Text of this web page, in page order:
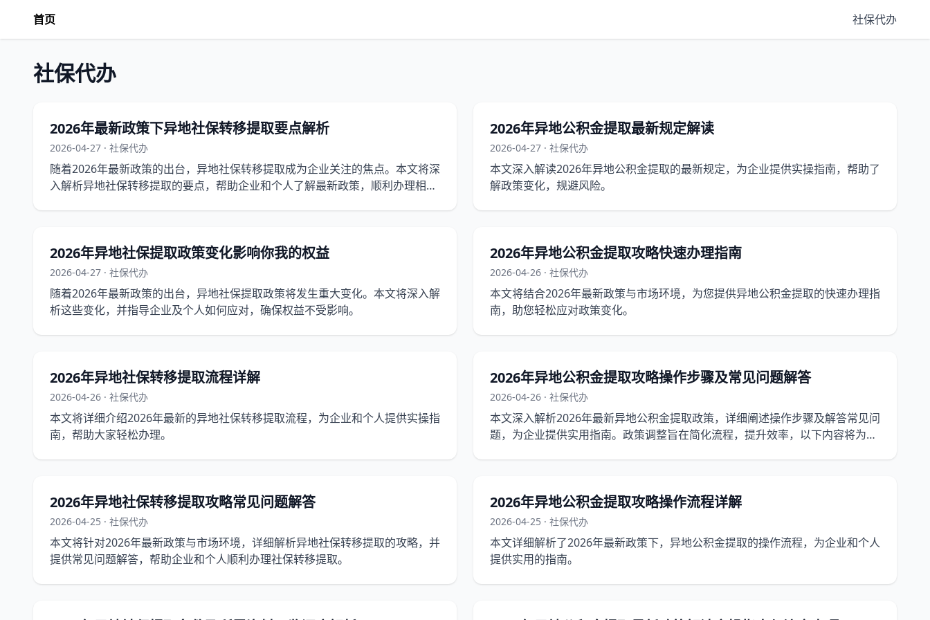
首页 社保代办
社保代办
2026年最新政策下异地社保转移提取要点解析
2026-04-27 · 社保代办
随着2026年最新政策的出台，异地社保转移提取成为企业关注的焦点。本文将深
入解析异地社保转移提取的要点，帮助企业和个人了解最新政策，顺利办理相关
2026年异地公积金提取最新规定解读
2026-04-27 · 社保代办
本文深入解读2026年异地公积金提取的最新规定，为企业提供实操指南，帮助了
解政策变化，规避风险。
2026年异地社保提取政策变化影响你我的权益
2026-04-27 · 社保代办
随着2026年最新政策的出台，异地社保提取政策将发生重大变化。本文将深入解
析这些变化，并指导企业及个人如何应对，确保权益不受影响。
2026年异地公积金提取攻略快速办理指南
2026-04-26 · 社保代办
本文将结合2026年最新政策与市场环境，为您提供异地公积金提取的快速办理指
南，助您轻松应对政策变化。
2026年异地社保转移提取流程详解
2026-04-26 · 社保代办
本文将详细介绍2026年最新的异地社保转移提取流程，为企业和个人提供实操指
南，帮助大家轻松办理。
2026年异地公积金提取攻略操作步骤及常见问题解答
2026-04-26 · 社保代办
本文深入解析2026年最新异地公积金提取政策，详细阐述操作步骤及解答常见问
题，为企业提供实用指南。政策调整旨在简化流程，提升效率，以下内容将为您
2026年异地社保转移提取攻略常见问题解答
2026-04-25 · 社保代办
本文将针对2026年最新政策与市场环境，详细解析异地社保转移提取的攻略，并
提供常见问题解答，帮助企业和个人顺利办理社保转移提取。
2026年异地公积金提取攻略操作流程详解
2026-04-25 · 社保代办
本文详细解析了2026年最新政策下，异地公积金提取的操作流程，为企业和个人
提供实用的指南。